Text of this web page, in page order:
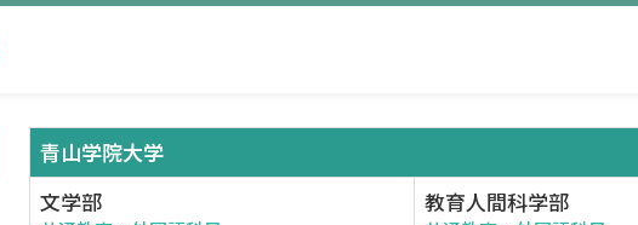
青山学院大学
文学部
教育人間科学部